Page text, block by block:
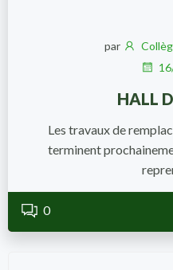
par
HALL
Les travaux de
terminent
0